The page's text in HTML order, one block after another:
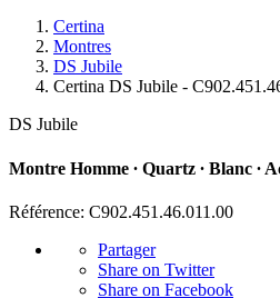
Certina
Montres
DS Jubile
Certina DS Jubile -
DS Jubile
Montre Homme ∙ Quartz ∙ Blanc ∙
Référence: C902.451.46.011.00
Partager
Share on Twitter
Share on Facebook